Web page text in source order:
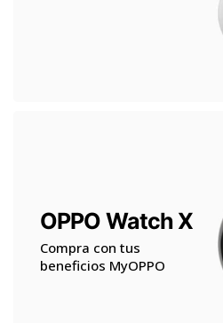
OPPO Watch X
Compra con tus
beneficios MyOPPO